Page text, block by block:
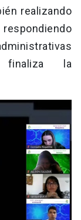
realizando
finaliza la